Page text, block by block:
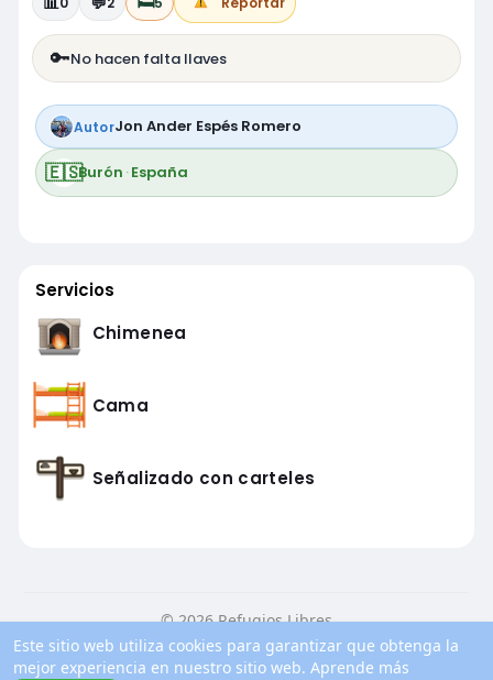
Este sitio web utiliza cookies para garantizar que obtenga la
mejor experiencia en nuestro sitio web. Aprende más
🔑No hacen falta llaves
AutorJon Ander Espés Romero
🇪🇸Burón ·España
Servicios
Chimenea
Cama
Señalizado con carteles
© 2026 Refugios Libres
Inicio
Conocenos Contacto
Política de privacidad
Condiciones de uso
Blog Más información